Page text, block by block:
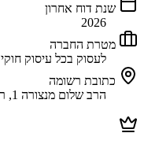
שנת דוח אחרון
2026
מטרת החברה
לעסוק בכל עיסוק חוקי
כתובת רשומה
הרב שלום מנצורה 1, ראש העין, 4850001